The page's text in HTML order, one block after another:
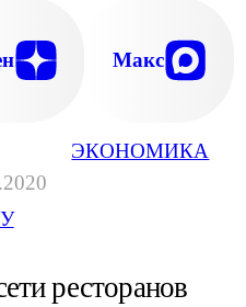
ЭКОНОМИКА
Макс
ресторанов